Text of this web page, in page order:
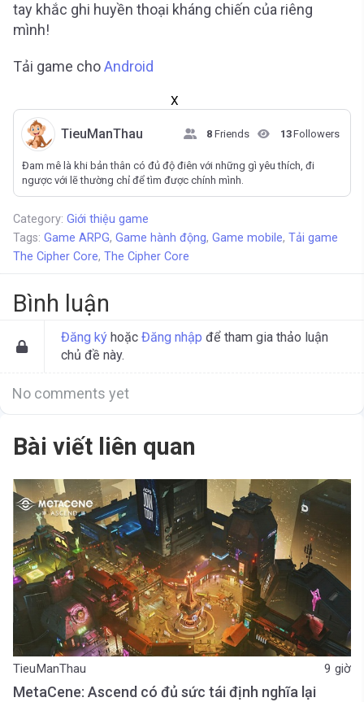
tay khắc ghi huyền thoại kháng chiến của riêng
mình!
Tải game choAndroid
X
TieuManThau 8 Friends 13Followers
Đam mê là khi bản thân có đủ độ điên với những gì yêu thích, đi
ngược với lẽ thường chỉ để tìm được chính mình.
Category: Giới thiệu game
Tags: Game ARPG, Game hành động, Game mobile, Tải game
The Cipher Core, The Cipher Core
Bình luận
Đăng ký hoặc Đăng nhập để tham gia thảo luận
chủ đề này.
No comments yet
Bài viết liên quan
TieuManThau 9 giờ
MetaCene: Ascend có đủ sức tái định nghĩa lại